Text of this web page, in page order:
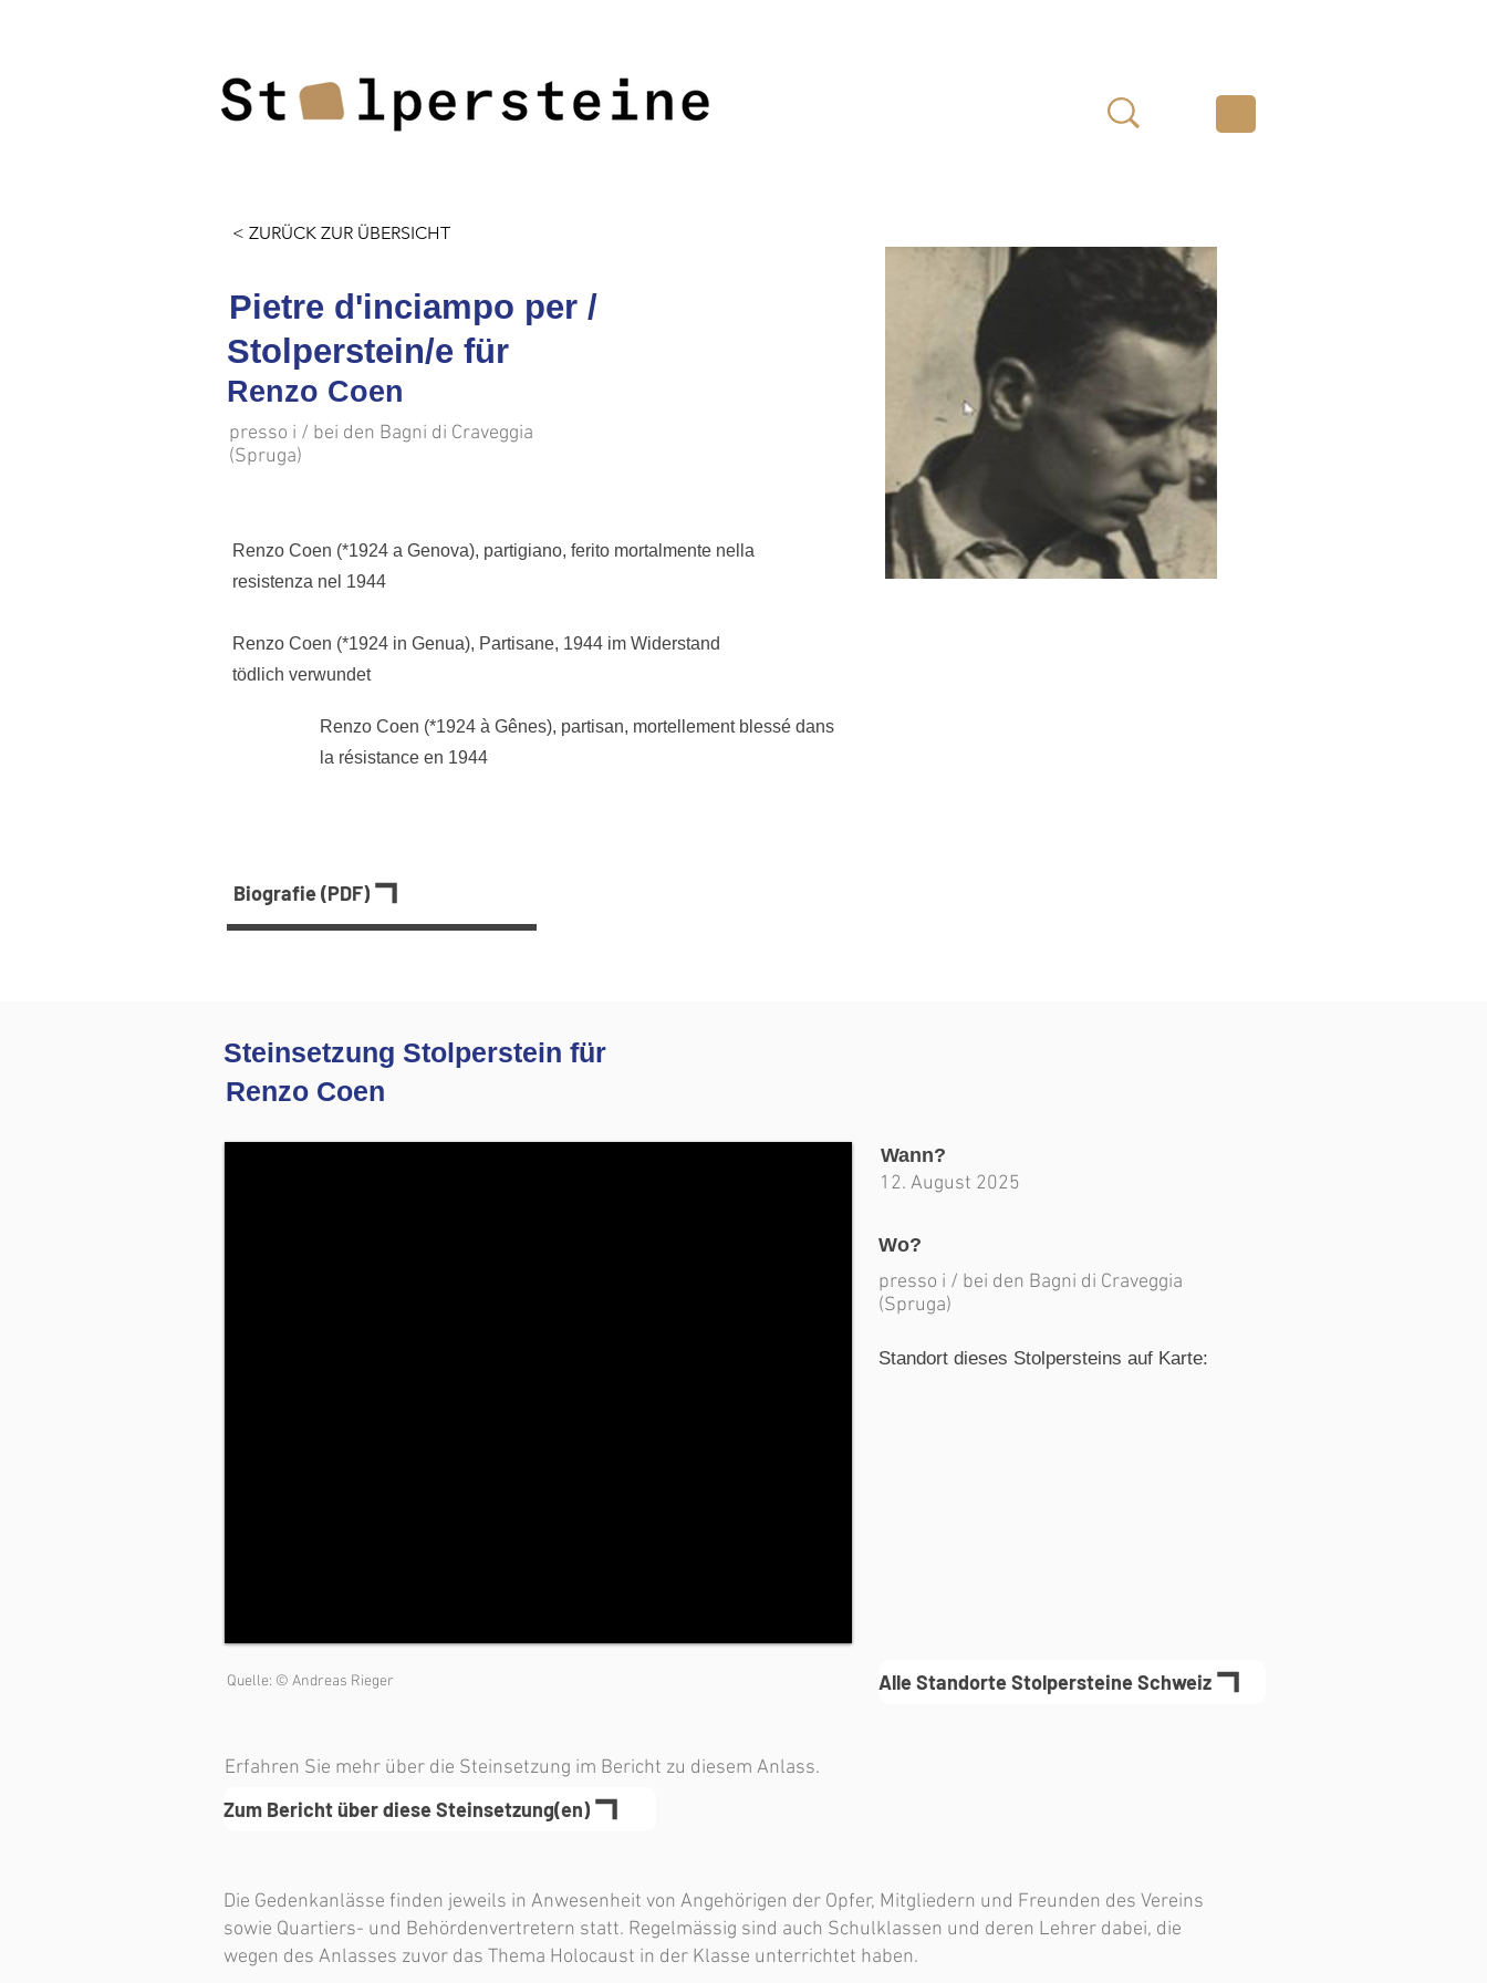
< ZURÜCK ZUR ÜBERSICHT
Pietre d'inciampo per /
Stolperstein/e für
Renzo Coen
presso i / bei den Bagni di Craveggia
(Spruga)
Renzo Coen (*1924 a Genova), partigiano, ferito mortalmente nella
resistenza nel 1944
Renzo Coen (*1924 in Genua), Partisane, 1944 im Widerstand
tödlich verwundet
Renzo Coen (*1924 à Gênes), partisan, mortellement blessé dans
la résistance en 1944
Biografie (PDF)
Steinsetzung Stolperstein für
Renzo Coen
Quelle: © Andreas Rieger
Wann?
12. August 2025
Wo?
presso i / bei den Bagni di Craveggia
(Spruga)
Standort dieses Stolpersteins auf Karte:
Alle Standorte Stolpersteine Schweiz
Erfahren Sie mehr über die Steinsetzung im Bericht zu diesem Anlass.
Zum Bericht über diese Steinsetzung(en)
Die Gedenkanlässe finden jeweils in Anwesenheit von Angehörigen der Opfer, Mitgliedern und Freunden des Vereins
sowie Quartiers- und Behördenvertretern statt. Regelmässig sind auch Schulklassen und deren Lehrer dabei, die
wegen des Anlasses zuvor das Thema Holocaust in der Klasse unterrichtet haben.